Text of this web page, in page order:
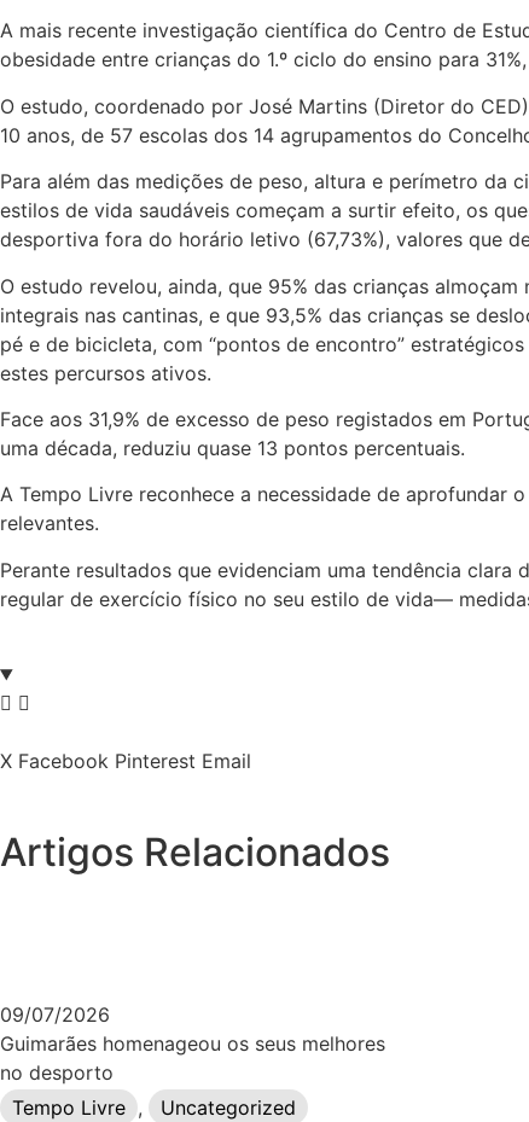
A mais recente investigação científica do Centro de
obesidade entre crianças do 1.º ciclo do ensino para
O estudo, coordenado por José Martins (Diretor do
10 anos, de 57 escolas dos 14 agrupamentos do
Para além das medições de peso, altura e perímetro da
estilos de vida saudáveis começam a surtir efeito, os
desportiva fora do horário letivo (67,73%), valores que
O estudo revelou, ainda, que 95% das crianças
integrais nas cantinas, e que 93,5% das crianças se
pé e de bicicleta, com “pontos de encontro”
estes percursos ativos.
Face aos 31,9% de excesso de peso registados em
uma década, reduziu quase 13 pontos percentuais.
A Tempo Livre reconhece a necessidade de aprofundar
relevantes.
Perante resultados que evidenciam uma tendência
regular de exercício físico no seu estilo de vida—
X Facebook Pinterest Email
Artigos Relacionados
09/07/2026
Guimarães homenageou os seus melhores
no desporto
Tempo Livre , Uncategorized